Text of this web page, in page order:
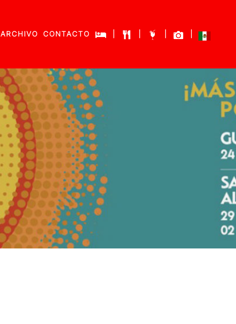
ARCHIVO CONTACTO